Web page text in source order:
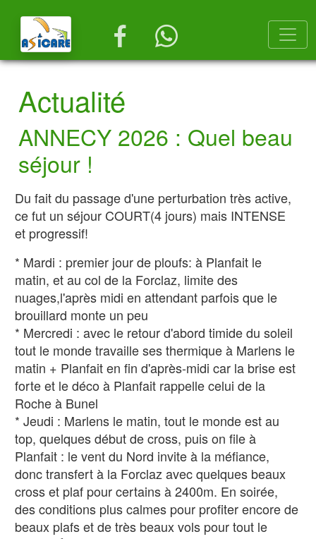
Actualité
ANNECY 2026 : Quel beau
séjour !
Du fait du passage d'une perturbation très active,
ce fut un séjour COURT(4 jours) mais INTENSE
et progressif!
* Mardi : premier jour de ploufs: à Planfait le
matin, et au col de la Forclaz, limite des
nuages,l'après midi en attendant parfois que le
brouillard monte un peu
* Mercredi : avec le retour d'abord timide du soleil
tout le monde travaille ses thermique à Marlens le
matin + Planfait en fin d'après-midi car la brise est
forte et le déco à Planfait rappelle celui de la
Roche à Bunel
* Jeudi : Marlens le matin, tout le monde est au
top, quelques début de cross, puis on file à
Planfait : le vent du Nord invite à la méfiance,
donc transfert à la Forclaz avec quelques beaux
cross et plaf pour certains à 2400m. En soirée,
des conditions plus calmes pour profiter encore de
beaux plafs et de très beaux vols pour tout le